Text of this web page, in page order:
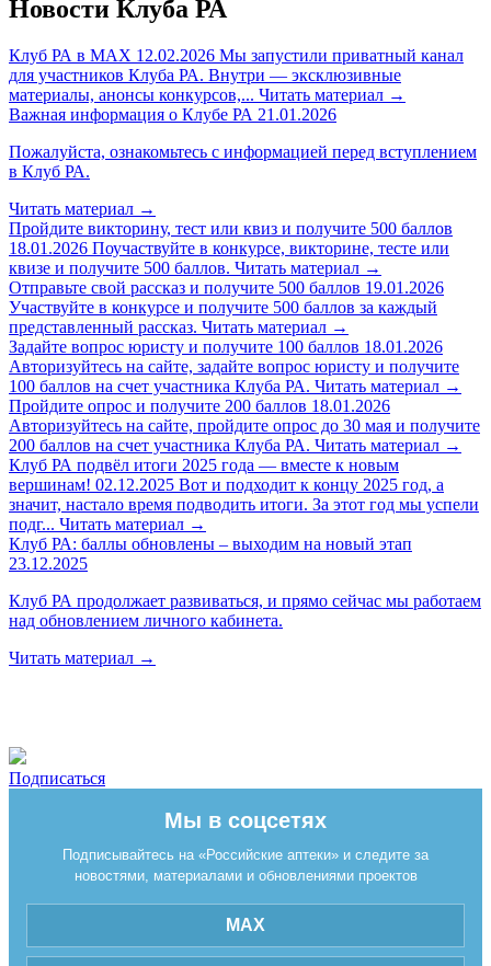
Новости Клуба РА
Клуб РА в MAX 12.02.2026 Мы запустили приватный канал
для участников Клуба РА. Внутри — эксклюзивные
материалы, анонсы конкурсов,... Читать материал →
Важная информация о Клубе РА 21.01.2026
Пожалуйста, ознакомьтесь с информацией перед вступлением
в Клуб РА.
Читать материал →
Пройдите викторину, тест или квиз и получите 500 баллов
18.01.2026 Поучаствуйте в конкурсе, викторине, тесте или
квизе и получите 500 баллов. Читать материал →
Отправьте свой рассказ и получите 500 баллов 19.01.2026
Участвуйте в конкурсе и получите 500 баллов за каждый
представленный рассказ. Читать материал →
Задайте вопрос юристу и получите 100 баллов 18.01.2026
Авторизуйтесь на сайте, задайте вопрос юристу и получите
100 баллов на счет участника Клуба РА. Читать материал →
Пройдите опрос и получите 200 баллов 18.01.2026
Авторизуйтесь на сайте, пройдите опрос до 30 мая и получите
200 баллов на счет участника Клуба РА. Читать материал →
Клуб РА подвёл итоги 2025 года — вместе к новым
вершинам! 02.12.2025 Вот и подходит к концу 2025 год, а
значит, настало время подводить итоги. За этот год мы успели
подг... Читать материал →
Клуб РА: баллы обновлены – выходим на новый этап
23.12.2025
Клуб РА продолжает развиваться, и прямо сейчас мы работаем
над обновлением личного кабинета.
Читать материал →
Подписаться
Мы в соцсетях
Подписывайтесь на «Российские аптеки» и следите за
новостями, материалами и обновлениями проектов
MAX